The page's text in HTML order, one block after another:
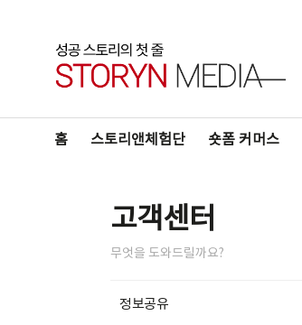
홈 스토리앤체험단 숏폼 커머스
고객센터
무엇을 도와드릴까요?
정보공유